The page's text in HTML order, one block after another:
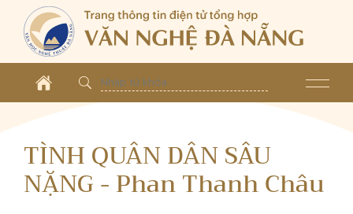
TÌNH QUÂN DÂN SÂU
NẶNG - Phan Thanh Châu